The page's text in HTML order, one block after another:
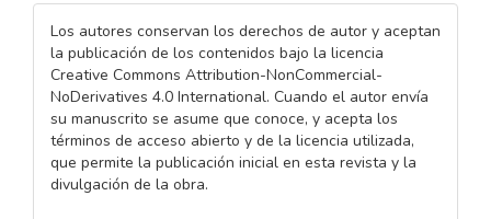
Los autores conservan los derechos de autor y aceptan
la publicación de los contenidos bajo la licencia
Creative Commons Attribution-NonCommercial-
NoDerivatives 4.0 International. Cuando el autor envía
su manuscrito se asume que conoce, y acepta los
términos de acceso abierto y de la licencia utilizada,
que permite la publicación inicial en esta revista y la
divulgación de la obra.